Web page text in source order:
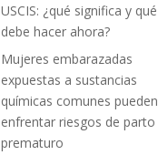
USCIS: ¿qué significa y qué
debe hacer ahora?
Mujeres embarazadas
expuestas a sustancias
químicas comunes pueden
enfrentar riesgos de parto
prematuro